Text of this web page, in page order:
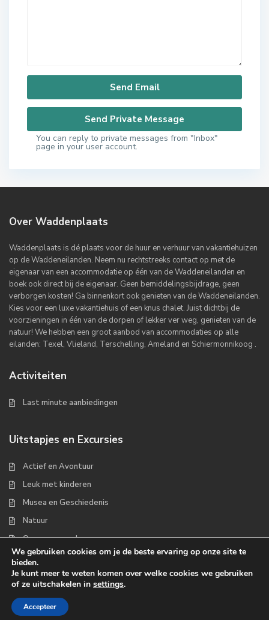
You can reply to private messages from "Inbox"
page in your user account.
Over Waddenplaats
Waddenplaats is dé plaats voor de huur en verhuur van vakantiehuizen
op de Waddeneilanden. Neem nu rechtstreeks contact op met de
eigenaar van een accommodatie op één van de Waddeneilanden en
boek ook direct bij de eigenaar. Geen bemiddelingsbijdrage, geen
verborgen kosten! Ga binnenkort ook genieten van de Waddeneilanden.
Kies voor een luxe vakantiehuis of een knus chalet. Juist dichtbij de
voorzieningen in één van de dorpen of lekker ver weg, genieten van de
natuur! We hebben een groot aanbod van accommodaties op alle
eilanden: Texel, Vlieland, Terschelling, Ameland en Schiermonnikoog .
Activiteiten
Last minute aanbiedingen
Uitstapjes en Excursies
Actief en Avontuur
Leuk met kinderen
Musea en Geschiedenis
Natuur
Op zee en wad
Copyrights 2022 - Waddenplaats.nl
Over ons
Handige links
We gebruiken cookies om je de beste ervaring op onze site te
bieden.
Je kunt meer te weten komen over welke cookies we gebruiken
of ze uitschakelen in settings.
Accepteer